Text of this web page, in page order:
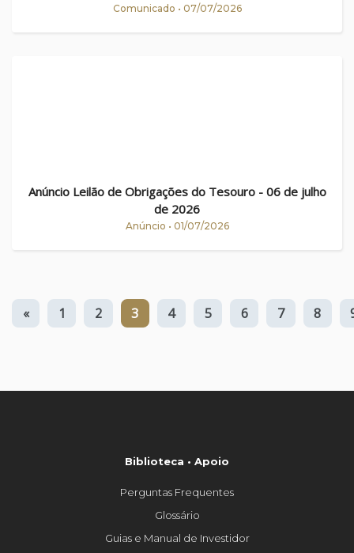
Comunicado • 07/07/2026
Anúncio Leilão de Obrigações do Tesouro - 06 de julho
de 2026
Anúncio • 01/07/2026
« 1 2 3 4 5 6 7 8
Biblioteca • Apoio
Perguntas Frequentes
Glossário
Guias e Manual de Investidor